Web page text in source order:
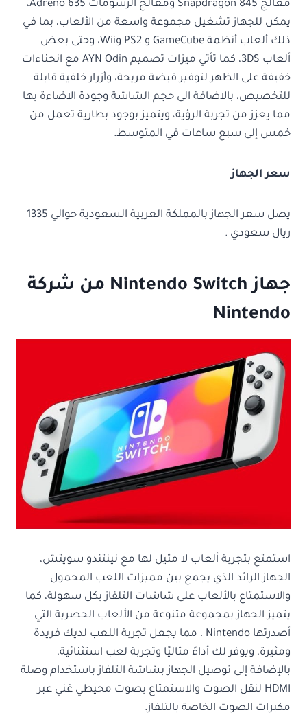
معالج Snapdragon 845 ومعالج الرسومات Adreno 635،
يمكن للجهاز تشغيل مجموعة واسعة من الألعاب، بما في
ذلك ألعاب أنظمة GameCube و PS2 وWii، وحتى بعض
ألعاب 3DS، كما تأتي ميزات تصميم AYN Odin مع انحناءات
خفيفة على الظهر لتوفير قبضة مريحة، وأزرار خلفية قابلة
للتخصيص، بالاضافة الى حجم الشاشة وجودة الاضاءة بها
مما يعزز من تجربة الرؤية، ويتميز بوجود بطارية تعمل من
خمس إلى سبع ساعات في المتوسط.
سعر الجهاز
يصل سعر الجهاز بالمملكة العربية السعودية حوالي 1335
ريال سعودي .
جهاز Nintendo Switch من شركة
Nintendo
استمتع بتجربة ألعاب لا مثيل لها مع نينتندو سويتش،
الجهاز الرائد الذي يجمع بين مميزات اللعب المحمول
والاستمتاع بالألعاب على شاشات التلفاز بكل سهولة، كما
يتميز الجهاز بمجموعة متنوعة من الألعاب الحصرية التي
أصدرتها Nintendo ، مما يجعل تجربة اللعب لديك فريدة
ومثيرة، ويوفر لك أداءً مثاليًا وتجربة لعب استثنائية،
بالإضافة إلى توصيل الجهاز بشاشة التلفاز باستخدام وصلة
HDMI لنقل الصوت والاستمتاع بصوت محيطي غني عبر
مكبرات الصوت الخاصة بالتلفاز.